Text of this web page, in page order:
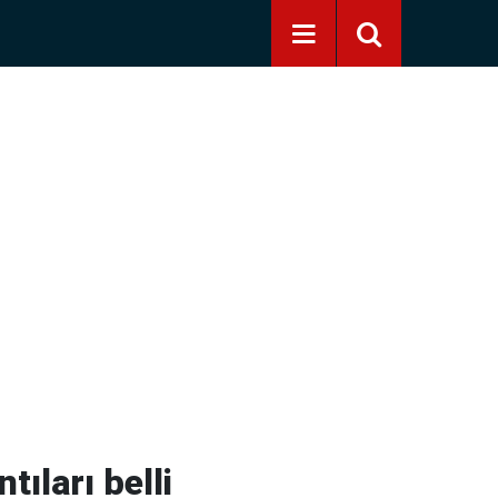
belli